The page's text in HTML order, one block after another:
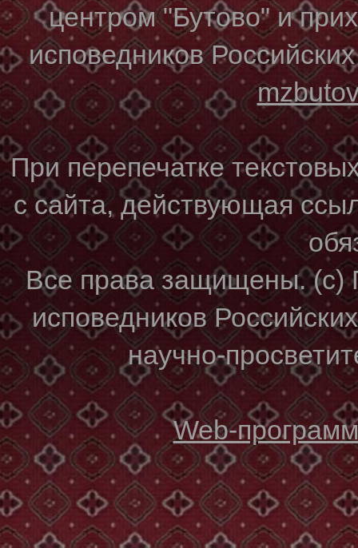
центром "Бутово" и
исповедников
При перепечатке
с сайта, действующая
Все права защищены. (с)
исповедников
научно-
Web-